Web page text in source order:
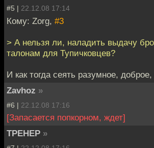
#5 | 22.12.08 17:14
Кому: Zorg, #3
> А нельзя ли, наладить выдачу
талонам для Тупичковцев?
И как тогда сеять разумное,
Zavhoz »
#6 | 22.12.08 17:16
[Запасается попкорном, ждет]
TPEHEP »